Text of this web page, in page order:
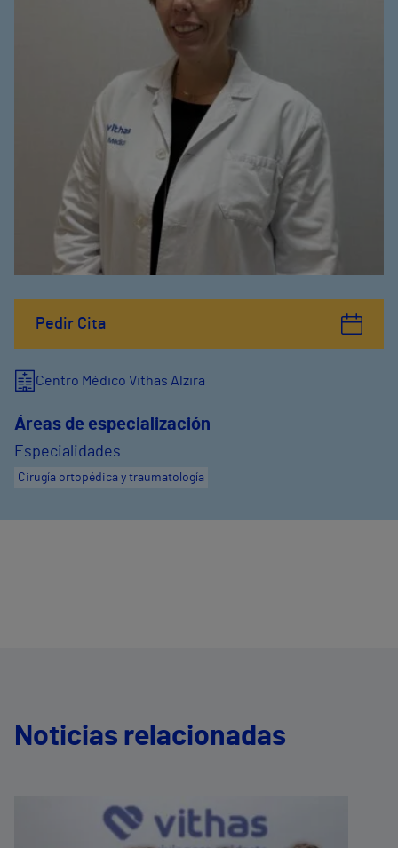
Pedir Cita
Centro Médico Vithas Alzira
Áreas de especialización
Especialidades
Cirugía ortopédica y traumatología
Noticias relacionadas